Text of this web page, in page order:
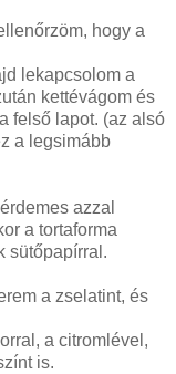
hogy a
lekapcsolom a
kettévágom és
felső lapot. (az alsó
a legsimább
azzal
a tortaforma
sütőpapírral.
a zselatint, és
a citromlével,
is.